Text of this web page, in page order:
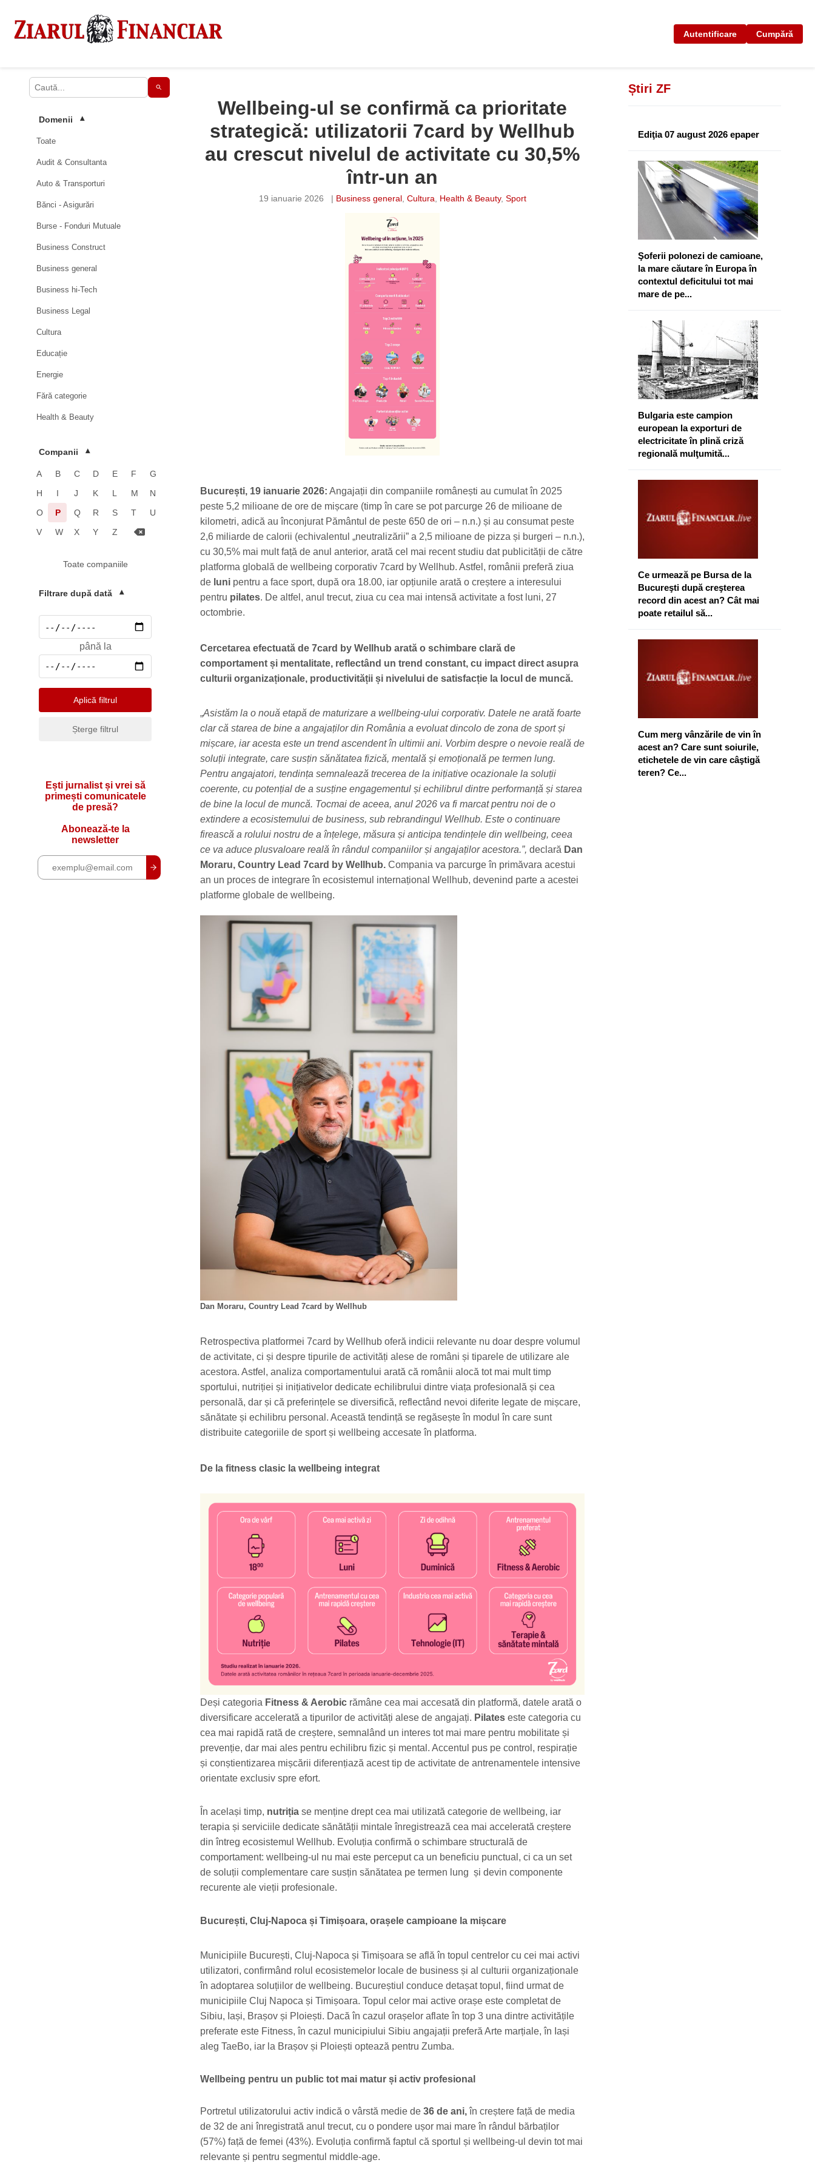
Autentificare Cumpără
Domenii ▾
Toate
Audit & Consultanta
Auto & Transporturi
Bănci - Asigurări
Burse - Fonduri Mutuale
Business Construct
Business general
Business hi-Tech
Business Legal
Cultura
Educație
Energie
Fără categorie
Health & Beauty
Imobiliare
Luxury
Media & Advertising
Pharma & Sănătate
Social
Telecomunicatii
Companii ▾
A B C D E F
G
H
I J K L M
N
O
P Q R S T
U
V
W X Y Z
Toate companiile
Filtrare după dată ▾
până la
Aplică filtrul
Șterge filtrul
Ești jurnalist și vrei să
primești comunicatele
de presă?
Abonează-te la
newsletter
Wellbeing-ul se confirmă ca prioritate
strategică: utilizatorii 7card by Wellhub
au crescut nivelul de activitate cu 30,5%
într-un an
19 ianuarie 2026 | Business general, Cultura, Health & Beauty, Sport
București, 19 ianuarie 2026: Angajații din companiile românești au cumulat în 2025
peste 5,2 milioane de ore de mișcare (timp în care se pot parcurge 26 de milioane de
kilometri, adică au înconjurat Pământul de peste 650 de ori – n.n.) și au consumat peste
2,6 miliarde de calorii (echivalentul „neutralizării” a 2,5 milioane de pizza și burgeri – n.n.),
cu 30,5% mai mult față de anul anterior, arată cel mai recent studiu dat publicității de către
platforma globală de wellbeing corporativ 7card by Wellhub. Astfel, românii preferă ziua
de luni pentru a face sport, după ora 18.00, iar opțiunile arată o creștere a interesului
pentru pilates. De altfel, anul trecut, ziua cu cea mai intensă activitate a fost luni, 27
octombrie.
Cercetarea efectuată de 7card by Wellhub arată o schimbare clară de
comportament și mentalitate, reflectând un trend constant, cu impact direct asupra
culturii organizaționale, productivității și nivelului de satisfacție la locul de muncă.
„Asistăm la o nouă etapă de maturizare a wellbeing-ului corporativ. Datele ne arată foarte
clar că starea de bine a angajaților din România a evoluat dincolo de zona de sport și
mișcare, iar acesta este un trend ascendent în ultimii ani. Vorbim despre o nevoie reală de
soluții integrate, care susțin sănătatea fizică, mentală și emoțională pe termen lung.
Pentru angajatori, tendința semnalează trecerea de la inițiative ocazionale la soluții
coerente, cu potențial de a susține engagementul și echilibrul dintre performanță și starea
de bine la locul de muncă. Tocmai de aceea, anul 2026 va fi marcat pentru noi de o
extindere a ecosistemului de business, sub rebrandingul Wellhub. Este o continuare
firească a rolului nostru de a înțelege, măsura și anticipa tendințele din wellbeing, ceea
ce va aduce plusvaloare reală în rândul companiilor și angajaților acestora.”, declară Dan
Moraru, Country Lead 7card by Wellhub. Compania va parcurge în primăvara acestui
an un proces de integrare în ecosistemul internațional Wellhub, devenind parte a acestei
platforme globale de wellbeing.
Dan Moraru, Country Lead 7card by Wellhub
Retrospectiva platformei 7card by Wellhub oferă indicii relevante nu doar despre volumul
de activitate, ci și despre tipurile de activități alese de români și tiparele de utilizare ale
acestora. Astfel, analiza comportamentului arată că românii alocă tot mai mult timp
sportului, nutriției și inițiativelor dedicate echilibrului dintre viața profesională și cea
personală, dar și că preferințele se diversifică, reflectând nevoi diferite legate de mișcare,
sănătate și echilibru personal. Această tendință se regăsește în modul în care sunt
distribuite categoriile de sport și wellbeing accesate în platforma.
De la fitness clasic la wellbeing integrat
Deși categoria Fitness & Aerobic rămâne cea mai accesată din platformă, datele arată o
diversificare accelerată a tipurilor de activități alese de angajați. Pilates este categoria cu
cea mai rapidă rată de creștere, semnalând un interes tot mai mare pentru mobilitate și
prevenție, dar mai ales pentru echilibru fizic și mental. Accentul pus pe control, respirație
și conștientizarea mișcării diferențiază acest tip de activitate de antrenamentele intensive
orientate exclusiv spre efort.
În același timp, nutriția se menține drept cea mai utilizată categorie de wellbeing, iar
terapia și serviciile dedicate sănătății mintale înregistrează cea mai accelerată creștere
din întreg ecosistemul Wellhub. Evoluția confirmă o schimbare structurală de
comportament: wellbeing-ul nu mai este perceput ca un beneficiu punctual, ci ca un set
de soluții complementare care susțin sănătatea pe termen lung și devin componente
recurente ale vieții profesionale.
București, Cluj-Napoca și Timișoara, orașele campioane la mișcare
Municipiile București, Cluj-Napoca și Timișoara se află în topul centrelor cu cei mai activi
utilizatori, confirmând rolul ecosistemelor locale de business și al culturii organizaționale
în adoptarea soluțiilor de wellbeing. Bucureștiul conduce detașat topul, fiind urmat de
municipiile Cluj Napoca și Timișoara. Topul celor mai active orașe este completat de
Sibiu, Iași, Brașov și Ploiești. Dacă în cazul orașelor aflate în top 3 una dintre activitățile
preferate este Fitness, în cazul municipiului Sibiu angajații preferă Arte marțiale, în Iași
aleg TaeBo, iar la Brașov și Ploiești optează pentru Zumba.
Wellbeing pentru un public tot mai matur și activ profesional
Portretul utilizatorului activ indică o vârstă medie de 36 de ani,în creștere față de media
de 32 de ani înregistrată anul trecut, cu o pondere ușor mai mare în rândul bărbaților
(57%) față de femei (43%). Evoluția confirmă faptul că sportul și wellbeing-ul devin tot mai
relevante și pentru segmentul middle-age.
Știri ZF
Ediţia 07 august 2026 epaper
Şoferii polonezi de camioane,
la mare căutare în Europa în
contextul deficitului tot mai
mare de pe...
Bulgaria este campion
european la exporturi de
electricitate în plină criză
regională mulţumită...
Ce urmează pe Bursa de la
Bucureşti după creşterea
record din acest an? Cât mai
poate retailul să...
Cum merg vânzările de vin în
acest an? Care sunt soiurile,
etichetele de vin care câştigă
teren? Ce...